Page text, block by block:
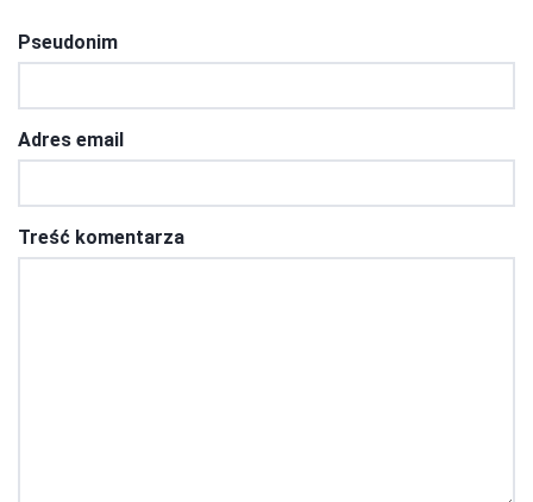
Pseudonim
Adres email
Treść komentarza